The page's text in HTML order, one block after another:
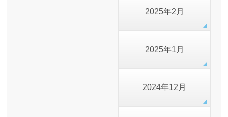
2025年2月
2025年1月
2024年12月